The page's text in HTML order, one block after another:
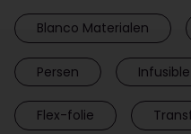
Blanco Materialen
Persen
Flex-folie